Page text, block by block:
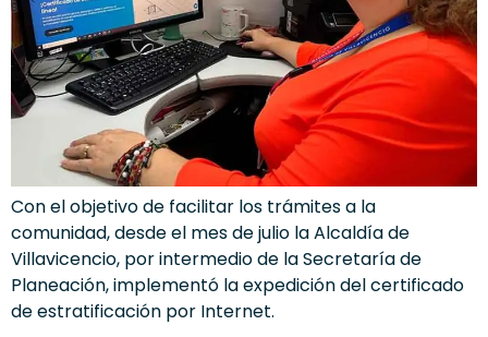
Con el objetivo de facilitar los trámites a la
comunidad, desde el mes de julio la Alcaldía de
Villavicencio, por intermedio de la Secretaría de
Planeación, implementó la expedición del certificado
de estratificación por Internet.